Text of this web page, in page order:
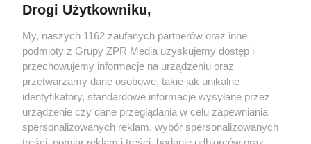
Drogi Użytkowniku,
My, naszych 1162 zaufanych partnerów oraz inne
podmioty z Grupy ZPR Media uzyskujemy dostęp i
przechowujemy informacje na urządzeniu oraz
przetwarzamy dane osobowe, takie jak unikalne
identyfikatory, standardowe informacje wysyłane przez
urządzenie czy dane przeglądania w celu zapewniania
spersonalizowanych reklam, wybór spersonalizowanych